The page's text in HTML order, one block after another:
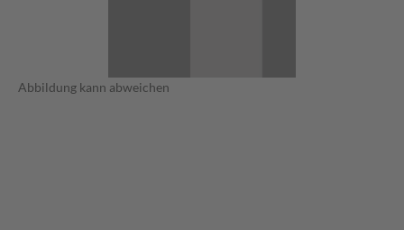
Abbildung kann abweichen